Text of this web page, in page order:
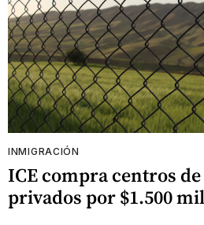
INMIGRACIÓN
ICE compra centros
privados por $1.500